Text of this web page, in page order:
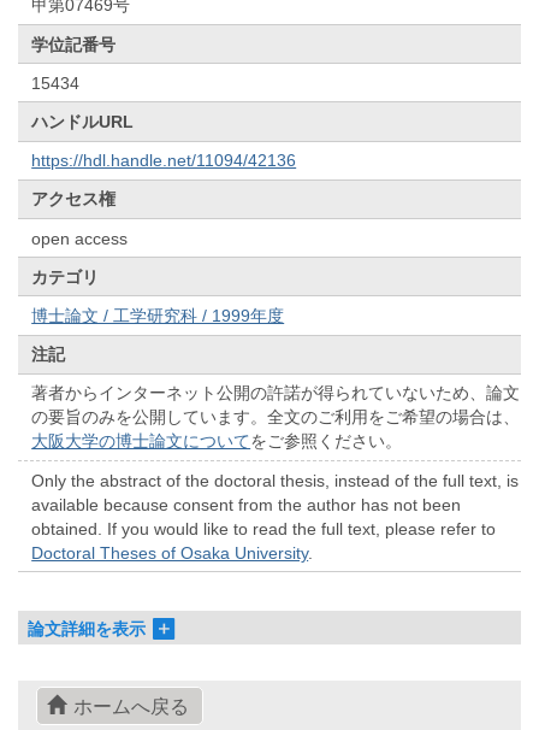
甲第07469号
学位記番号
15434
ハンドルURL
https://hdl.handle.net/11094/42136
アクセス権
open access
カテゴリ
博士論文 / 工学研究科 / 1999年度
注記
著者からインターネット公開の許諾が得られていないため、論文
の要旨のみを公開しています。全文のご利用をご希望の場合は、
大阪大学の博士論文についてをご参照ください。
Only the abstract of the doctoral thesis, instead of the full text, is
available because consent from the author has not been
obtained. If you would like to read the full text, please refer to
Doctoral Theses of Osaka University.
論文詳細を表示
ホームへ戻る